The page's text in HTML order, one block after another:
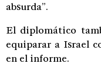
absurda”.
El diplomático
equiparar a Israel
en el informe.